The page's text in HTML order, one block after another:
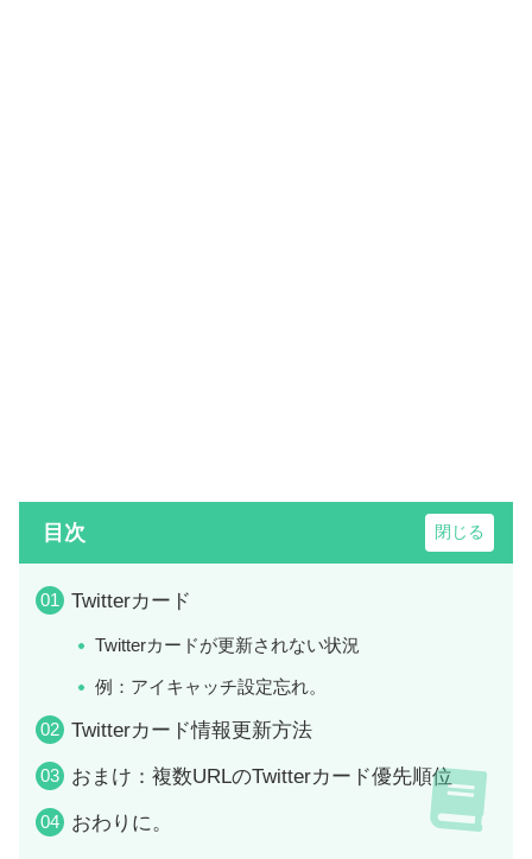
目次
Twitterカード
Twitterカードが更新されない状況
例：アイキャッチ設定忘れ。
Twitterカード情報更新方法
おまけ：複数URLのTwitterカード優先順位
おわりに。